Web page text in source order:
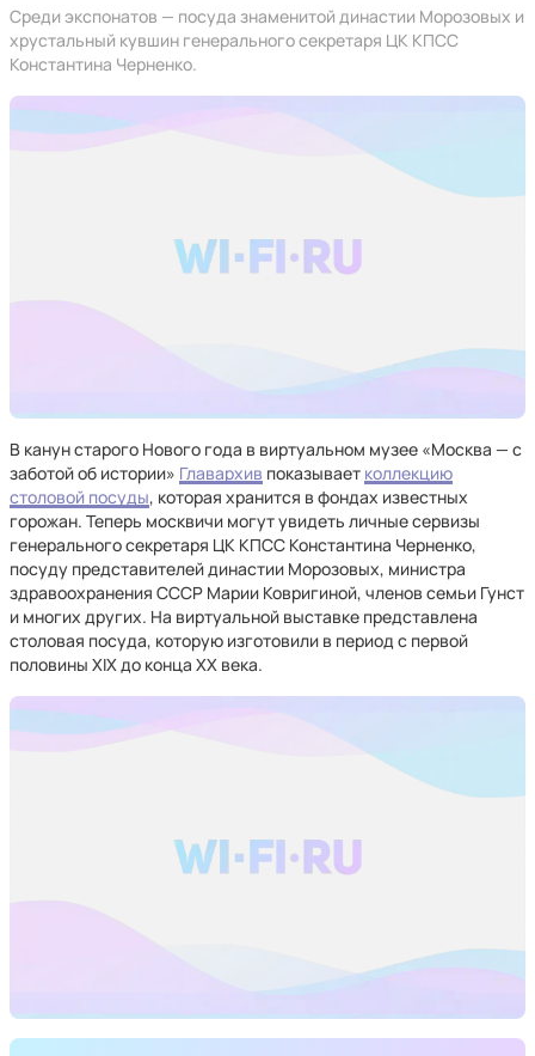
Среди экспонатов — посуда знаменитой династии Морозовых и
хрустальный кувшин генерального секретаря ЦК КПСС
Константина Черненко.
В канун старого Нового года в виртуальном музее «Москва — с
заботой об истории» Главархив показывает коллекцию
столовой посуды, которая хранится в фондах известных
горожан. Теперь москвичи могут увидеть личные сервизы
генерального секретаря ЦК КПСС Константина Черненко,
посуду представителей династии Морозовых, министра
здравоохранения СССР Марии Ковригиной, членов семьи Гунст
и многих других. На виртуальной выставке представлена
столовая посуда, которую изготовили в период с первой
половины XIX до конца ХХ века.